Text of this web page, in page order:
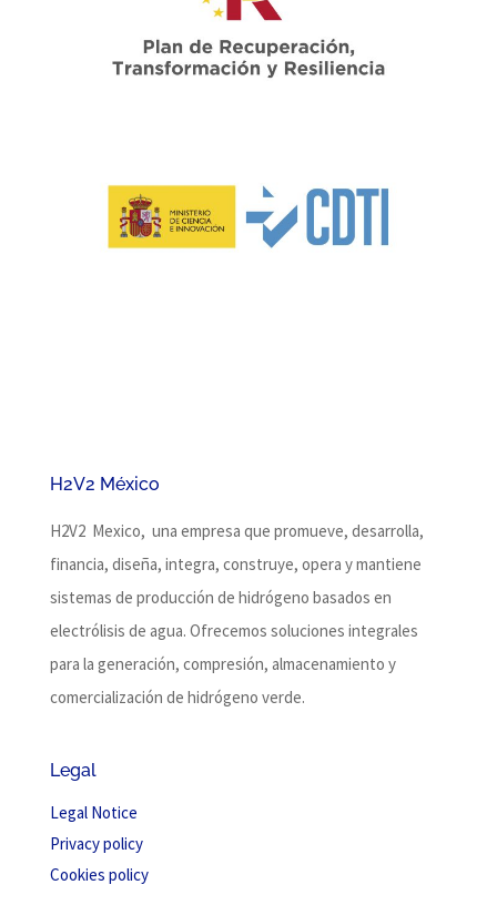
H2V2 México
H2V2 Mexico, una empresa que promueve, desarrolla,
financia, diseña, integra, construye, opera y mantiene
sistemas de producción de hidrógeno basados ​​en
electrólisis de agua. Ofrecemos soluciones integrales
para la generación, compresión, almacenamiento y
comercialización de hidrógeno verde.
Legal
Legal Notice
Privacy policy
Cookies policy